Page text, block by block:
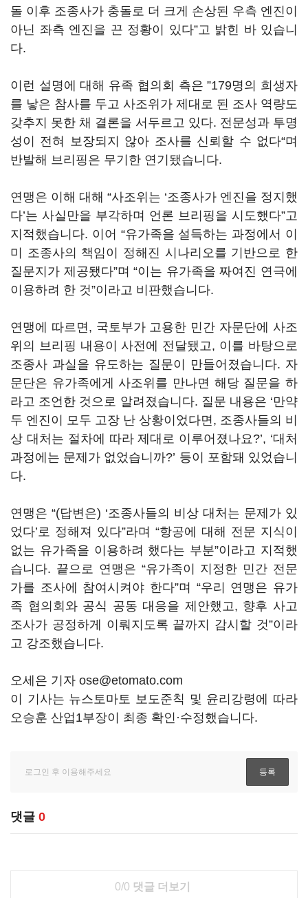
돌 이후 조종사가 충돌로 더 크게 손상된 우측 엔진이
아닌 좌측 엔진을 끈 정황이 있다”고 밝힌 바 있습니
다.
이런 설명에 대해 유족 협의회 측은 ”179명의 희생자
를 낳은 참사를 두고 사조위가 제대로 된 조사 역량도
갖추지 못한 채 결론을 서두르고 있다. 전문성과 투명
성이 전혀 보장되지 않아 조사를 신뢰할 수 없다“며
반발해 브리핑은 무기한 연기됐습니다.
연맹은 이해 대해 “사조위는 ‘조종사가 엔진을 정지했
다’는 사실만을 부각하며 언론 브리핑을 시도했다”고
지적했습니다. 이어 “유가족을 설득하는 과정에서 이
미 조종사의 책임이 정해진 시나리오를 기반으로 한
질문지가 제공됐다”며 “이는 유가족을 짜여진 연극에
이용하려 한 것”이라고 비판했습니다.
연맹에 따르면, 국토부가 고용한 민간 자문단에 사조
위의 브리핑 내용이 사전에 전달됐고, 이를 바탕으로
조종사 과실을 유도하는 질문이 만들어졌습니다. 자
문단은 유가족에게 사조위를 만나면 해당 질문을 하
라고 조언한 것으로 알려졌습니다. 질문 내용은 ‘만약
두 엔진이 모두 고장 난 상황이었다면, 조종사들의 비
상 대처는 절차에 따라 제대로 이루어졌나요?’, ‘대처
과정에는 문제가 없었습니까?’ 등이 포함돼 있었습니
다.
연맹은 “(답변은) ‘조종사들의 비상 대처는 문제가 있
었다’로 정해져 있다”라며 “항공에 대해 전문 지식이
없는 유가족을 이용하려 했다는 부분”이라고 지적했
습니다. 끝으로 연맹은 “유가족이 지정한 민간 전문
가를 조사에 참여시켜야 한다”며 “우리 연맹은 유가
족 협의회와 공식 공동 대응을 제안했고, 향후 사고
조사가 공정하게 이뤄지도록 끝까지 감시할 것”이라
고 강조했습니다.
오세은 기자 ose@etomato.com
이 기사는 뉴스토마토 보도준칙 및 윤리강령에 따라
오승훈 산업1부장이 최종 확인·수정했습니다.
댓글 0
0/0 댓글 더보기